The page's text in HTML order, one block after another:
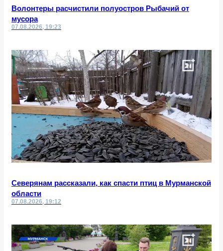
Волонтеры расчистили полуостров Рыбачий от
мусора
07.08.2026, 19:23
Северянам рассказали, как спасти птиц в Мурманской
области
07.08.2026, 19:12